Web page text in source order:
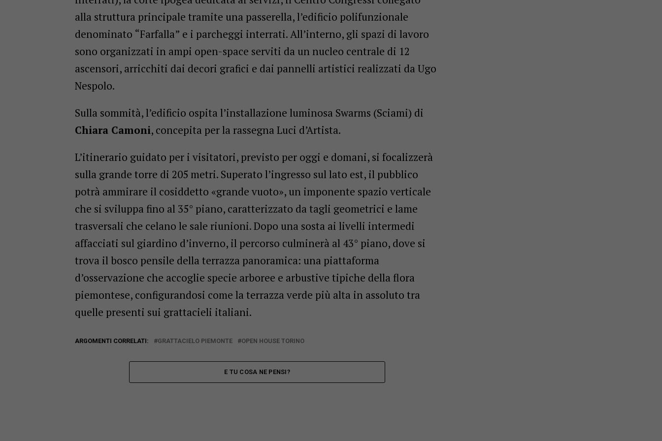
alla struttura principale tramite una passerella, l’edificio polifunzionale
denominato “Farfalla” e i parcheggi interrati. All’interno, gli spazi di lavoro
sono organizzati in ampi open-space serviti da un nucleo centrale di 12
ascensori, arricchiti dai decori grafici e dai pannelli artistici realizzati da Ugo
Nespolo.
Sulla sommità, l’edificio ospita l’installazione luminosa Swarms (Sciami) di
Chiara Camoni, concepita per la rassegna Luci d’Artista.
L’itinerario guidato per i visitatori, previsto per oggi e domani, si focalizzerà
sulla grande torre di 205 metri. Superato l’ingresso sul lato est, il pubblico
potrà ammirare il cosiddetto «grande vuoto», un imponente spazio verticale
che si sviluppa fino al 35° piano, caratterizzato da tagli geometrici e lame
trasversali che celano le sale riunioni. Dopo una sosta ai livelli intermedi
affacciati sul giardino d’inverno, il percorso culminerà al 43° piano, dove si
trova il bosco pensile della terrazza panoramica: una piattaforma
d’osservazione che accoglie specie arboree e arbustive tipiche della flora
piemontese, configurandosi come la terrazza verde più alta in assoluto tra
quelle presenti sui grattacieli italiani.
ARGOMENTI CORRELATI: GRATTACIELO PIEMONTE OPEN HOUSE TORINO
E TU COSA NE PENSI?